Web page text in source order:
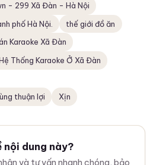
- 299 Xã Đàn - Hà Nội
phố Hà Nội.
thế giới đồ ăn
Karaoke Xã Đàn
Thống Karaoke Ở Xã Đàn
thuận lợi
Xịn
nội dung này?
và tư vấn nhanh chóng, bảo